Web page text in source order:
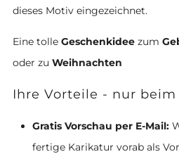
dieses Motiv eingezeichnet.
Eine tolle Geschenkidee zum
oder zu Weihnachten
Ihre Vorteile - nur
Gratis Vorschau per E-Mail:
fertige Karikatur vorab als